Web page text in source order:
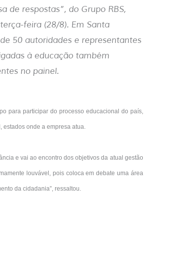
de respostas”, do Grupo RBS,
feira (28/8). Em Santa
50 autoridades e representantes
à educação também
no painel.
para participar do processo educacional do país,
estados onde a empresa atua.
e vai ao encontro dos objetivos da atual gestão
louvável, pois coloca em debate uma área
da cidadania”, ressaltou.